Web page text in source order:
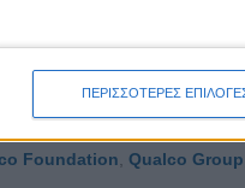
ΠΕΡΙΣΣΟΤΕΡΕΣ
του συνεδρίου είναι
Αθηνάς Ι. Μαρτίνου
Foundation, Qualco Group